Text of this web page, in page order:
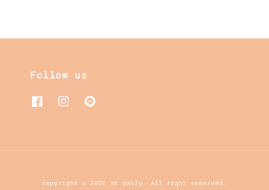
Follow us
copyright © 2022 at daily. All right reserved.